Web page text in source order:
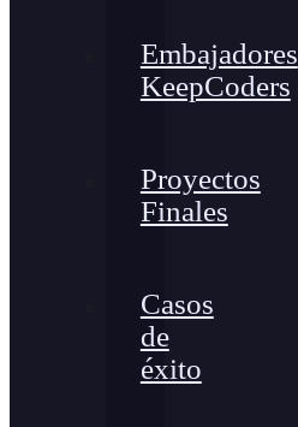
Embajadores
KeepCoders
Proyectos
Finales
Casos
de
éxito